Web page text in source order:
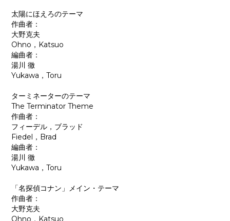
太陽にほえろのテーマ
作曲者：
大野克夫
Ohno，Katsuo
編曲者：
湯川 徹
Yukawa，Toru
ターミネーターのテーマ
The Terminator Theme
作曲者：
フィーデル，ブラッド
Fiedel，Brad
編曲者：
湯川 徹
Yukawa，Toru
「名探偵コナン」メイン・テーマ
作曲者：
大野克夫
Ohno，Katsuo